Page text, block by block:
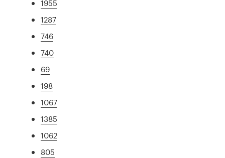
1955
1287
746
740
69
198
1067
1385
1062
805